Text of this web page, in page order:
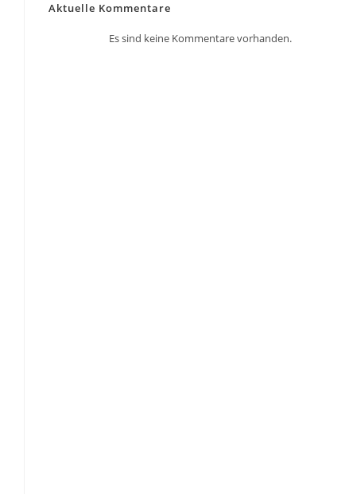
Aktuelle Kommentare
Es sind keine Kommentare vorhanden.